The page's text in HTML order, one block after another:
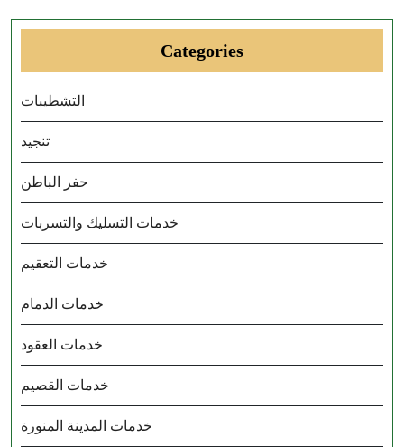
Categories
التشطيبات
تنجيد
حفر الباطن
خدمات التسليك والتسربات
خدمات التعقيم
خدمات الدمام
خدمات العقود
خدمات القصيم
خدمات المدينة المنورة